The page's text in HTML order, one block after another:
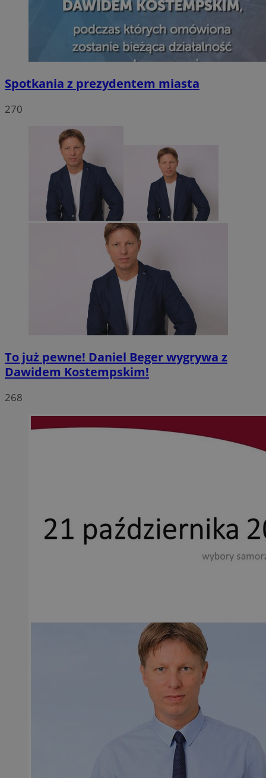
Spotkania z prezydentem miasta
270
To już pewne! Daniel Beger wygrywa z
Dawidem Kostempskim!
268